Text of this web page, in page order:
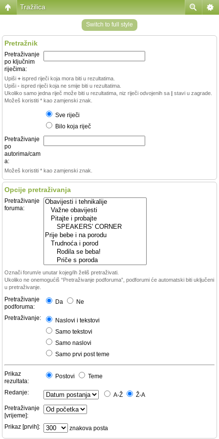
Tražilica
Switch to full style
Pretražnik
Pretraživanje
po ključnim
riječima:
Upiši + ispred riječi koja mora biti u rezultatima.
Upiši - ispred riječi koja ne smije biti u rezultatima.
Ukoliko samo jedna riječ može biti u rezultatima, niz riječi odvojenih sa | stavi u zagrade.
Možeš koristiti * kao zamjenski znak.
Sve riječi
Bilo koja riječ
Pretraživanje
po
autorima/cam
a:
Možeš koristiti * kao zamjenski znak.
Opcije pretraživanja
Pretraživanje
foruma:
Označi forum/e unutar kojeg/ih želiš pretraživati.
Ukoliko ne onemogućiš “Pretraživanje podforuma”, podforumi će automatski biti uključeni
u pretraživanje.
Pretraživanje
podforuma:
Da Ne
Pretraživanje:
Naslovi i tekstovi
Samo tekstovi
Samo naslovi
Samo prvi post teme
Prikaz
rezultata:
Postovi Teme
Redanje: A-Ž
Ž-A
Pretraživanje
[vrijeme]:
Prikaz [prvih]:
znakova posta